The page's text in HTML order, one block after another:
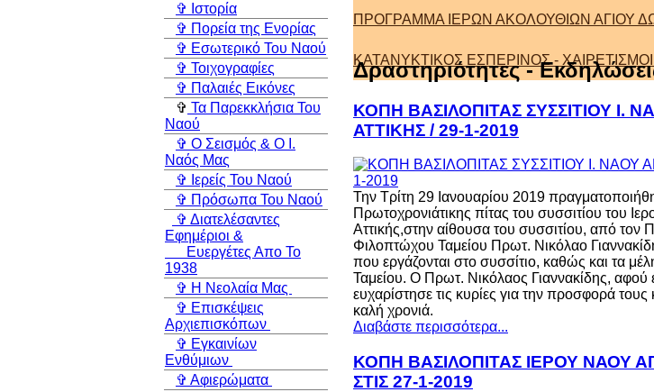
✞ Ιστορία
✞ Πορεία της Ενορίας
✞ Εσωτερικό Του Ναού
✞ Τοιχογραφίες
✞ Παλαιές Εικόνες
✞ Τα Παρεκκλήσια Του
Ναού
✞ Ο Σεισμός & Ο Ι.
Ναός Μας
✞ Ιερείς Του Ναού
✞ Πρόσωπα Του Ναού
✞ Διατελέσαντες
Εφημέριοι &
Ευεργέτες Απο Το
1938
✞ Η Νεολαία Μας
✞ Επισκέψεις
Αρχιεπισκόπων
✞ Εγκαινίων
Ενθύμιων
✞ Αφιερώματα
ΠΡΟΓΡΑΜΜΑ ΙΕΡΩΝ ΑΚΟΛΟΥΘΙΩΝ ΑΓΙΟΥ
ΚΑΤΑΝΥΚΤΙΚΟΣ ΕΣΠΕΡΙΝΟΣ -
Δραστηριότητες -
ΚΟΠΗ ΒΑΣΙΛΟΠΙΤΑΣ ΣΥΣΣΙΤΙΟΥ Ι.
ΑΤΤΙΚΗΣ / 29-1-2019
Την Τρίτη 29 Ιανουαρίου 2019
Πρωτοχρονιάτικης πίτας του συσσιτίου του
Αττικής,στην αίθουσα του συσσιτίου, από τον
Φιλοπτώχου Ταμείου Πρωτ. Νικόλαο
που εργάζονται στο συσσίτιο, καθώς και τα
Ταμείου. Ο Πρωτ. Νικόλαος Γιαννακίδης, αφού
ευχαρίστησε τις κυρίες για την προσφορά τους
καλή χρονιά.
Διαβάστε περισσότερα...
ΚΟΠΗ ΒΑΣΙΛΟΠΙΤΑΣ ΙΕΡΟΥ ΝΑΟΥ
ΣΤΙΣ 27-1-2019